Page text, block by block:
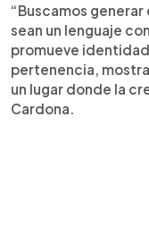
“Buscamos
sean un lenguaje
promueve
pertenencia,
un lugar donde la
Cardona.